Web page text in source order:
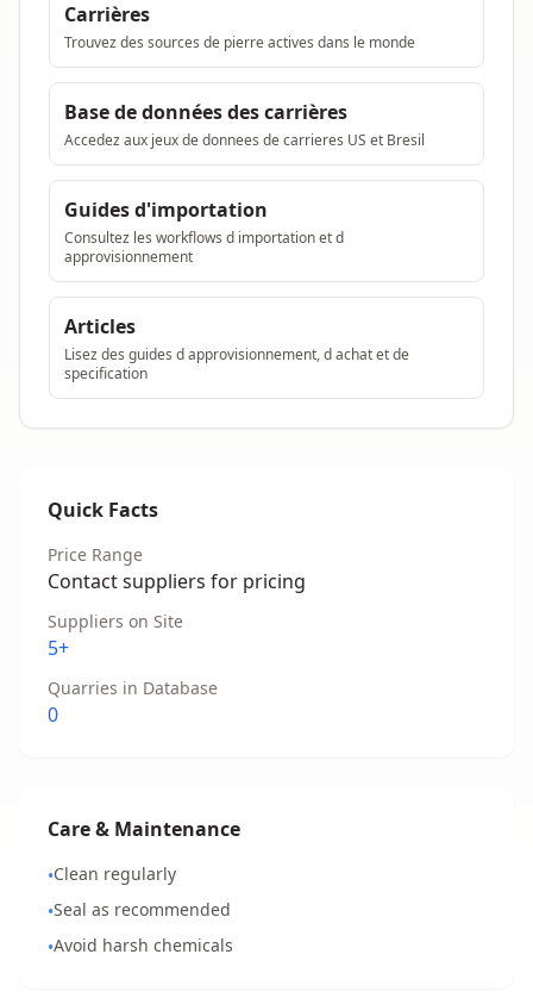
Carrières
Trouvez des sources de pierre actives dans le monde
Base de données des carrières
Accedez aux jeux de donnees de carrieres US et Bresil
Guides d'importation
Consultez les workflows d importation et d
approvisionnement
Articles
Lisez des guides d approvisionnement, d achat et de
specification
Quick Facts
Price Range
Contact suppliers for pricing
Suppliers on Site
5+
Quarries in Database
0
Care & Maintenance
•Clean regularly
•Seal as recommended
•Avoid harsh chemicals